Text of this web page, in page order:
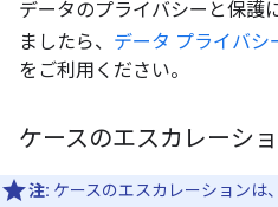
データのプライバシーと保護
ましたら、 データ プライバシ
をご利用ください。
ケースのエスカレーシ
注: ケースのエスカレーションは、